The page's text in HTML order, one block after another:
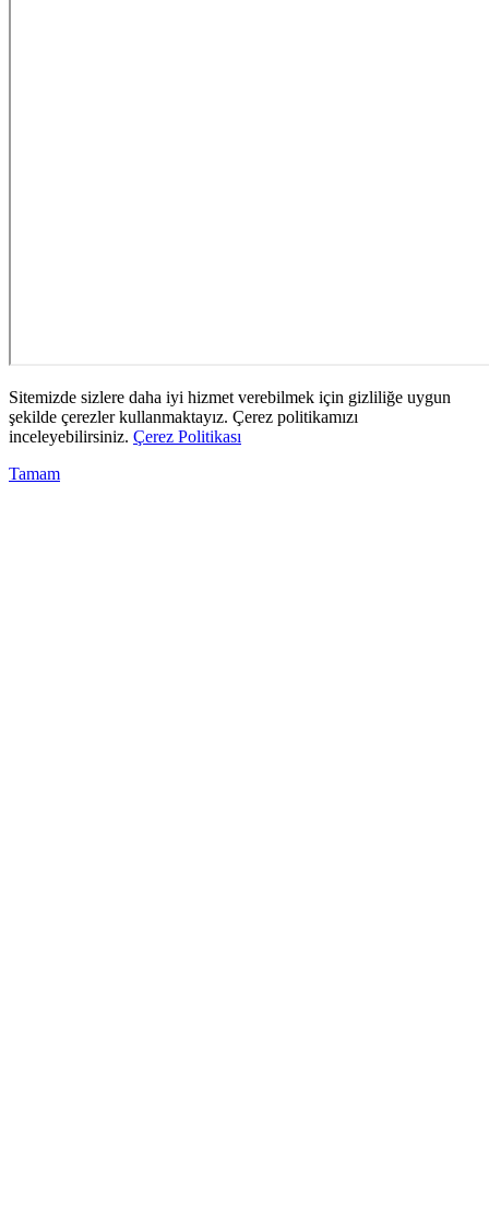
Sitemizde sizlere daha iyi hizmet verebilmek için gizliliğe uygun
şekilde çerezler kullanmaktayız. Çerez politikamızı
inceleyebilirsiniz. Çerez Politikası
Tamam